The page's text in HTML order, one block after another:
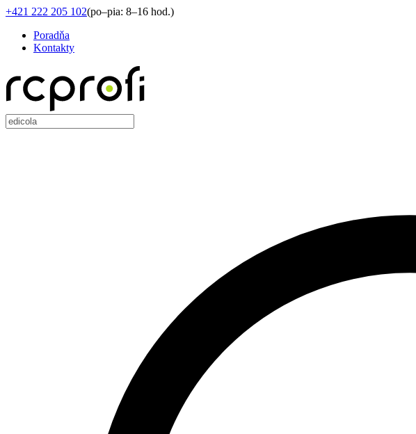
+421 222 205 102(po–pia: 8–16 hod.)
Poradňa
Kontakty